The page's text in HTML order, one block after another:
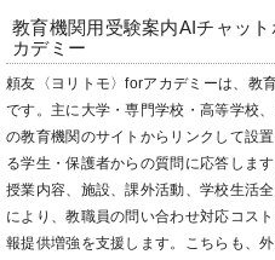
教育機関用受験案内AIチャッ
カデミー
頼友〈ヨリトモ〉forアカデミーは、教
です。主に大学・専門学校・高等学校
の教育機関のサイトからリンクして設
る学生・保護者からの質問に応答します
授業内容、施設、課外活動、学校生活
により、教職員の問い合わせ対応コス
報提供増強を支援します。こちらも、